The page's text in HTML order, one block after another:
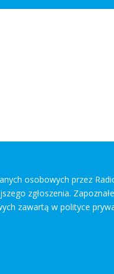
osobowych przez
zgłoszenia.
zawartą w polityce